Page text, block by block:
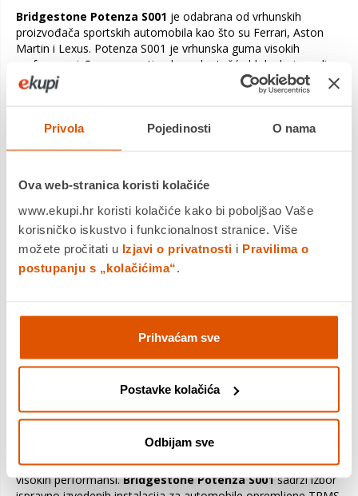
Privola Pojedinosti O nama
Ova web-stranica koristi kolačiće
www.ekupi.hr koristi kolačiće kako bi poboljšao Vaše
korisničko iskustvo i funkcionalnost stranice. Više
možete pročitati u Izjavi o privatnosti i Pravilima o
postupanju s „kolačićima“
Prihvaćam sve
Postavke kolačića
Odbijam sve
Bridgestone Potenza S001 je odabrana od vrhunskih
proizvođača sportskih automobila kao što su Ferrari, Aston
Martin i Lexus. Potenza S001 je vrhunska guma visokih
performansi. S novom optimalnom krutošću bloka koja nudi
poboljšane vučne i kočione sposobnosti, ona kombinira velike
brzine i udobniju vožnju u svim uvjetima.
KLJUČNE PREDNOSTI:
• Vrhunska kontrola i držanje na mokrom i suhom
• Poboljšane performanse kočenja na mokrom i suhom
Potenza S001
performanse u
automobilima.
stabilnost velike brzine, vrhunsko rukovanje i u vlažnim i suhim
uvjetima i izvrsne performanse kočenja. Vrhunski komfor u
Ojačano kućište poboljšava upravljivost i osigurava vožnju
jednako udobnu koliko i prikladno sportsku za automobile
visokih performansi.Bridgestone Potenza S001sadrži izbor